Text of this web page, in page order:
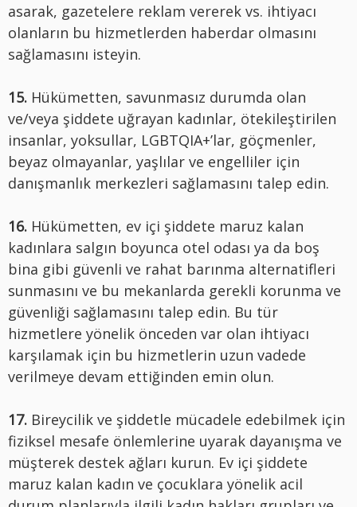
asarak, gazetelere reklam vererek vs. ihtiyacı
olanların bu hizmetlerden haberdar olmasını
sağlamasını isteyin.
15. Hükümetten, savunmasız durumda olan
ve/veya şiddete uğrayan kadınlar, ötekileştirilen
insanlar, yoksullar, LGBTQIA+’lar, göçmenler,
beyaz olmayanlar, yaşlılar ve engelliler için
danışmanlık merkezleri sağlamasını talep edin.
16. Hükümetten, ev içi şiddete maruz kalan
kadınlara salgın boyunca otel odası ya da boş
bina gibi güvenli ve rahat barınma alternatifleri
sunmasını ve bu mekanlarda gerekli korunma ve
güvenliği sağlamasını talep edin. Bu tür
hizmetlere yönelik önceden var olan ihtiyacı
karşılamak için bu hizmetlerin uzun vadede
verilmeye devam ettiğinden emin olun.
17. Bireycilik ve şiddetle mücadele edebilmek için
fiziksel mesafe önlemlerine uyarak dayanışma ve
müşterek destek ağları kurun. Ev içi şiddete
maruz kalan kadın ve çocuklara yönelik acil